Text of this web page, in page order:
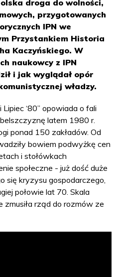
droga do wolności,
przygotowanych
IPN we
Przystankiem Historia
Kaczyńskiego. W
naukowcy z IPN
i jak wyglądał opór
władzy.
‘80” opowiada o fali
latem 1980 r.
ponad 150 zakładów. Od
bowiem podwyżkę cen
i stołówkach
społeczne - już dość duże
się kryzysu gospodarczego,
połowie lat 70. Skala
zmusiła rząd do rozmów ze